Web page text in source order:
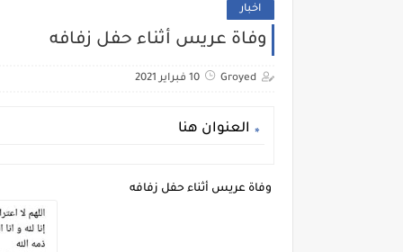
اخبار
وفاة عريس أثناء حفل زفافه
Groyed 10 فبراير 2021
العنوان هنا
وفاة عريس أثناء حفل زفافه